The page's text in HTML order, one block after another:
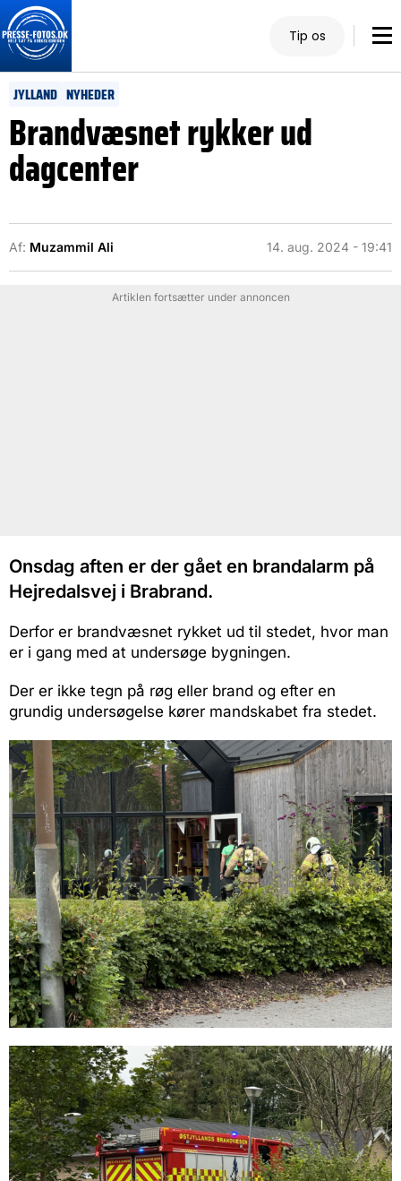
Tip os
JYLLAND NYHEDER
Brandvæsnet rykker ud
dagcenter
Af: Muzammil Ali 14. aug. 2024 - 19:41
Artiklen fortsætter under annoncen
Onsdag aften er der gået en brandalarm på
Hejredalsvej i Brabrand.
Derfor er brandvæsnet rykket ud til stedet, hvor man
er i gang med at undersøge bygningen.
Der er ikke tegn på røg eller brand og efter en
grundig undersøgelse kører mandskabet fra stedet.